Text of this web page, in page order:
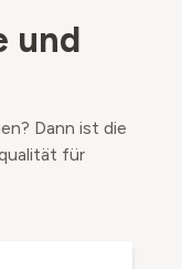
und
Dann ist die
für